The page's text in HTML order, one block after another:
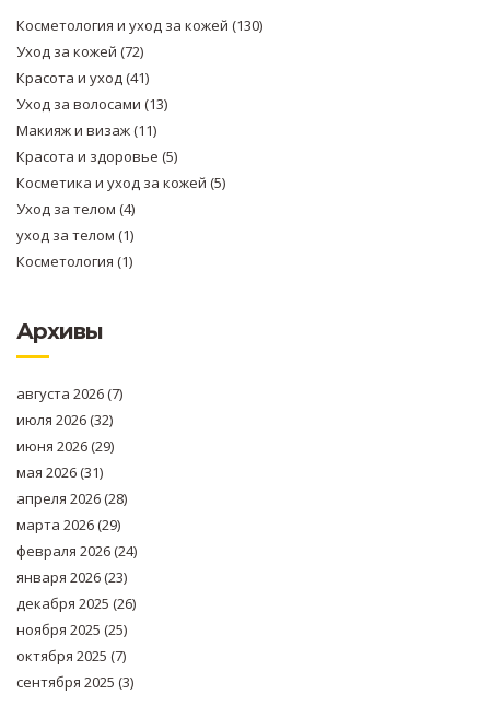
Косметология и уход за кожей (130)
Уход за кожей (72)
Красота и уход(41)
Уход за волосами (13)
Макияж и визаж(11)
Красота и здоровье (5)
Косметика и уход за кожей (5)
Уход за телом (4)
уход за телом (1)
Косметология (1)
Архивы
августа 2026(7)
июля 2026(32)
июня 2026(29)
мая 2026(31)
апреля 2026(28)
марта 2026(29)
февраля 2026(24)
января 2026(23)
декабря 2025 (26)
ноября 2025 (25)
октября 2025 (7)
сентября 2025 (3)